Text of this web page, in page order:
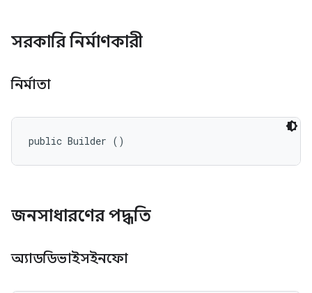
সরকারি নির্মাণকারী
নির্মাতা
public Builder ()
জনসাধারণের পদ্ধতি
অ্যাডডিভাইসইনফো